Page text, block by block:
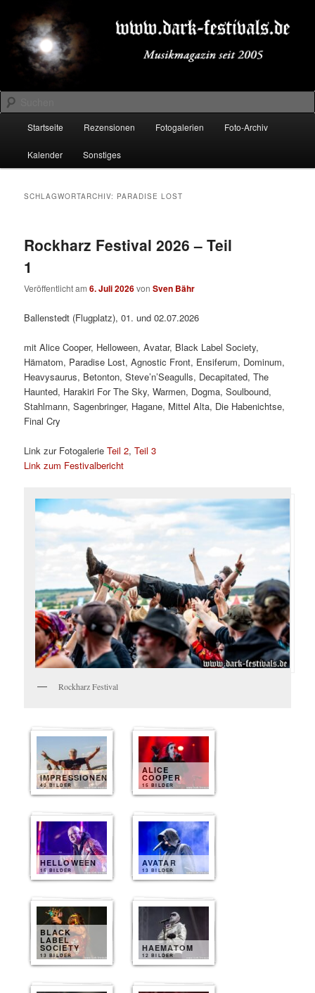
primären
Inhalt
springen
sekundären
Inhalt
springenDARK-FESTIVALS.DE
Suchen
Startseite Rezensionen Fotogalerien Foto-Archiv
Kalender Sonstiges
SCHLAGWORTARCHIV: PARADISE LOST
Rockharz Festival 2026 – Teil
1
Veröffentlicht am6. Juli 2026vonSven Bähr
Ballenstedt (Flugplatz), 01. und 02.07.2026
mit Alice Cooper, Helloween, Avatar, Black Label Society,
Hämatom, Paradise Lost, Agnostic Front, Ensiferum, Dominum,
Heavysaurus, Betonton, Steve’n’Seagulls, Decapitated, The
Haunted, Harakiri For The Sky, Warmen, Dogma, Soulbound,
Stahlmann, Sagenbringer, Hagane, Mittel Alta, Die Habenichtse,
Final Cry
Link zur FotogalerieTeil 2,Teil 3
Link zum Festivalbericht
Rockharz Festival
IMPRESSIONEN
40 BILDER
ALICE
COOPER
15 BILDER
HELLOWEEN
15 BILDER
AVATAR
13 BILDER
BLACK
LABEL
SOCIETY
13 BILDER
HAEMATOM
12 BILDER